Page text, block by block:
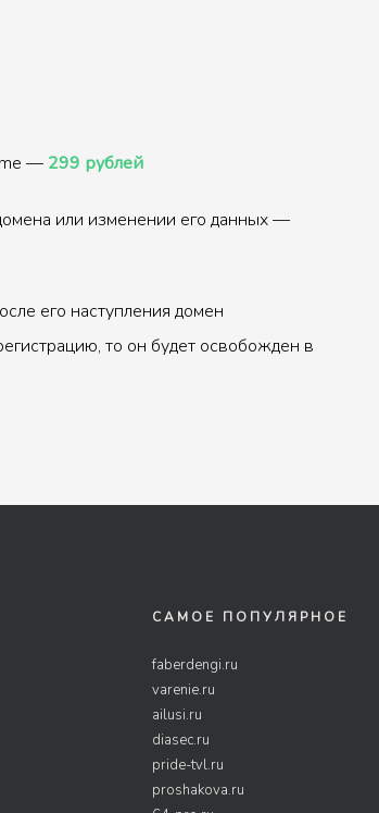
— 299 рублей
или изменении его данных —
его наступления домен
то он будет освобожден в
САМОЕ ПОПУЛЯРНОЕ
faberdengi.ru
varenie.ru
ailusi.ru
diasec.ru
pride-tvl.ru
proshakova.ru